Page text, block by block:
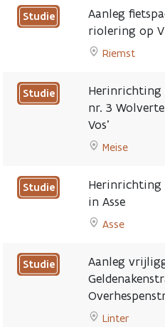
to
Ontsluiting
Reigersvliet
nieuwe
Leopoldsburg
page
Studie
Aanleg
riolering op
Riemst
to
fietspaden
en
gescheiden
op
Visésteenweg
page
Studie
nr. 3
Vos’
Meise
to
Herinrichting
op-
en
nr.
3
Wolvertem,
kruispunten
‘Manke
Studie
Herinrichting
in Asse
Asse
to
Herinrichting
van
de
Edingsesteenweg
Studie
Aanleg
Linter